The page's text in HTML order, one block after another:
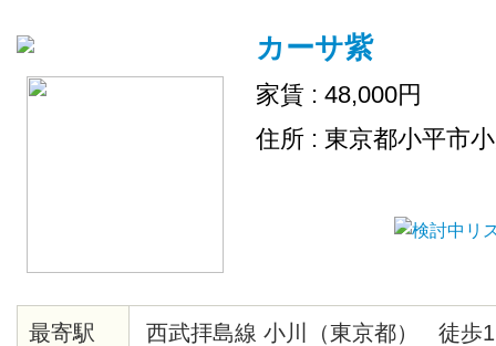
カーサ紫
家賃 : 48,000円
住所 : 東京都小平市
最寄駅 西武拝島線 小川（東京都） 徒歩